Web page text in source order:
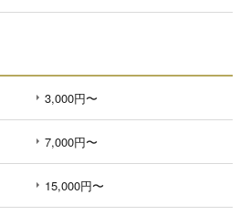
3,000円〜
7,000円〜
15,000円〜